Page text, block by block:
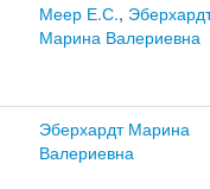
Меер Е.С.,
Марина Валериевна
Эберхардт Марина
Валериевна